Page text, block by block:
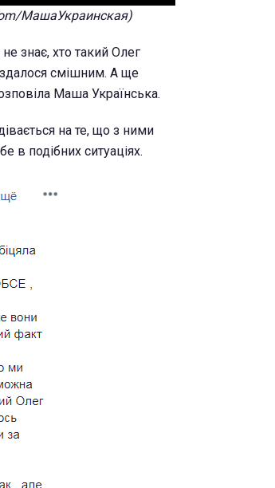
МашаУкраинская)
знає, хто такий Олег
здалося смішним. А ще
Маша Українська.
на те, що з ними
в подібних ситуаціях.